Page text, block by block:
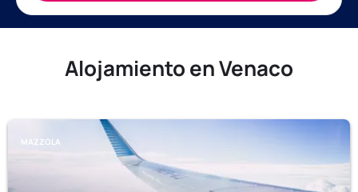
Alojamiento en Venaco
MAZZOLA